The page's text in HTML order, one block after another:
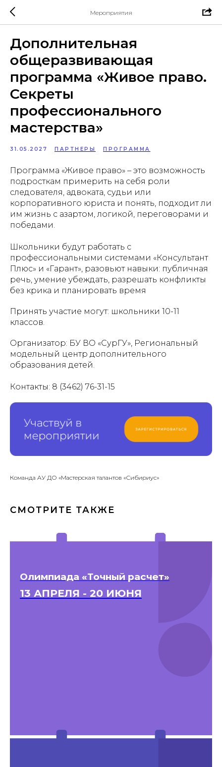
Мероприятия
Дополнительная
общеразвивающая
программа «Живое право.
Секреты
профессионального
мастерства»
31.05.2027 ПАРТНЕРЫ ПРОГРАММА
Программа «Живое право» – это возможность
подросткам примерить на себя роли
следователя, адвоката, судьи или
корпоративного юриста и понять, подходит ли
им жизнь с азартом, логикой, переговорами и
победами.
Школьники будут работать с
профессиональными системами «Консультант
Плюс» и «Гарант», разовьют навыки: публичная
речь, умение убеждать, разрешать конфликты
без крика и планировать время
Принять участие могут: школьники 10-11
классов.
Организатор: БУ ВО «СурГУ», Региональный
модельный центр дополнительного
образования детей.
Контакты: 8 (3462) 76-31-15
Команда АУ ДО «Мастерская талантов «Сибириус»
СМОТРИТЕ ТАКЖЕ
Олимпиада «Точный расчет»
13 АПРЕЛЯ - 20 ИЮНЯ